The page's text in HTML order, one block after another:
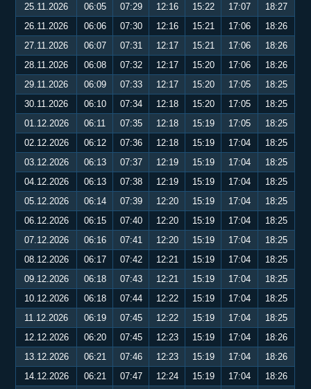
25.11.2026
06:05 07:29 12:16 15:22 17:07
18:27
26.11.2026
06:06 07:30 12:16 15:21 17:06
18:26
27.11.2026
06:07 07:31 12:17 15:21 17:06
18:26
28.11.2026
06:08 07:32 12:17 15:20 17:06
18:26
29.11.2026
06:09 07:33 12:17 15:20 17:05
18:25
30.11.2026
06:10 07:34 12:18 15:20 17:05
18:25
01.12.2026
06:11 07:35 12:18 15:19 17:05
18:25
02.12.2026
06:12 07:36 12:18 15:19 17:04
18:25
03.12.2026
06:13 07:37 12:19 15:19 17:04
18:25
04.12.2026
06:13 07:38 12:19 15:19 17:04
18:25
05.12.2026
06:14 07:39 12:20 15:19 17:04
18:25
06.12.2026
06:15 07:40 12:20 15:19 17:04
18:25
07.12.2026
06:16 07:41 12:20 15:19 17:04
18:25
08.12.2026
06:17 07:42 12:21 15:19 17:04
18:25
09.12.2026
06:18 07:43 12:21 15:19 17:04
18:25
10.12.2026
06:18 07:44 12:22 15:19 17:04
18:25
11.12.2026
06:19 07:45 12:22 15:19 17:04
18:25
12.12.2026
06:20 07:45 12:23 15:19 17:04
18:26
13.12.2026
06:21 07:46 12:23 15:19 17:04
18:26
14.12.2026
06:21 07:47 12:24 15:19 17:04
18:26